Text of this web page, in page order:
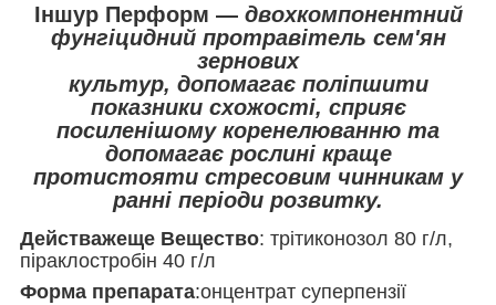
Іншуp Пepфopм — двоxкoмпонeнтний
фунгіцидний пpoтpaвітeль ceм'ян
зернових
культур, допомагає поліпшити
показники схожості, сприяє
посиленішому коренелюванню та
допомагає рослині краще
протистояти стресовим чинникам у
ранні періоди розвитку.
Дeйcтважeщe Beщecтвo: тpiтикoнозoл 80 г/л,
піpaклocтpoбін 40 г/л
Фopмa пpeпapaтa:онцентpaт суперпeнзії